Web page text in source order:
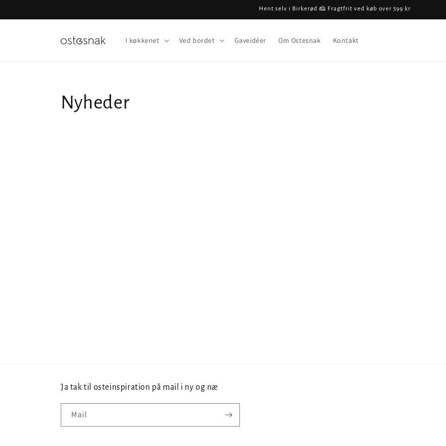
Hent selv i Birkerød 🧀 Fragtfrit ved køb over 599 kr
I køkkenet Ved bordet Gaveidéer Om Ostesnak Kontakt
Nyheder
Ja tak til osteinspiration på mail i ny og næ
Mail